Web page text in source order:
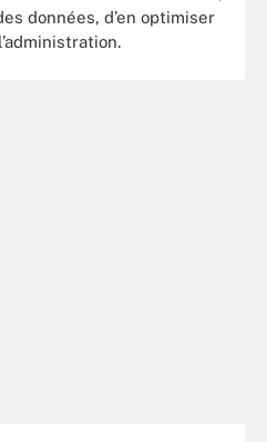
données, d’en optimiser